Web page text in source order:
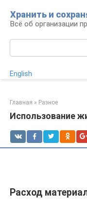
контенту
Хранить и
Всё об организации
English
Главная » Разное
Использование
Расход